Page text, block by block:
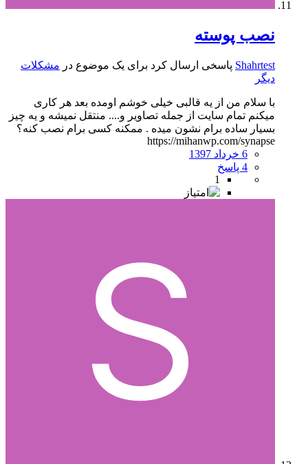
نصب پوسته
Shahrtest پاسخی ارسال کرد برای یک موضوع در مشکلات
دیگر
با سلام من از یه قالبی خیلی خوشم اومده بعد هر کاری
میکنم تمام سایت از جمله تصاویر و.... منتقل نمیشه و یه چیز
بسیار ساده برام نشون میده . ممکنه کسی برام نصب کنه؟
https://mihanwp.com/synapse
6 خرداد 1397
4 پاسخ
1